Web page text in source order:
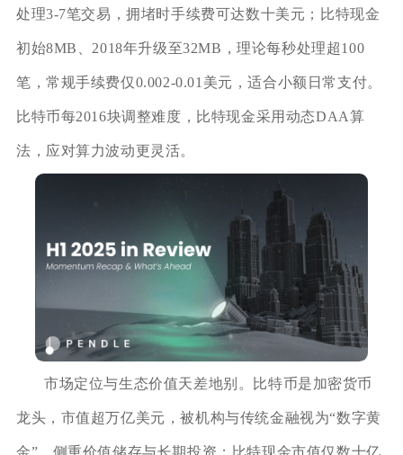
处理3-7笔交易，拥堵时手续费可达数十美元；比特现金
初始8MB、2018年升级至32MB，理论每秒处理超100
笔，常规手续费仅0.002-0.01美元，适合小额日常支付。
比特币每2016块调整难度，比特现金采用动态DAA算
法，应对算力波动更灵活。
市场定位与生态价值天差地别。比特币是加密货币
龙头，市值超万亿美元，被机构与传统金融视为“数字黄
金”，侧重价值储存与长期投资；比特现金市值仅数十亿